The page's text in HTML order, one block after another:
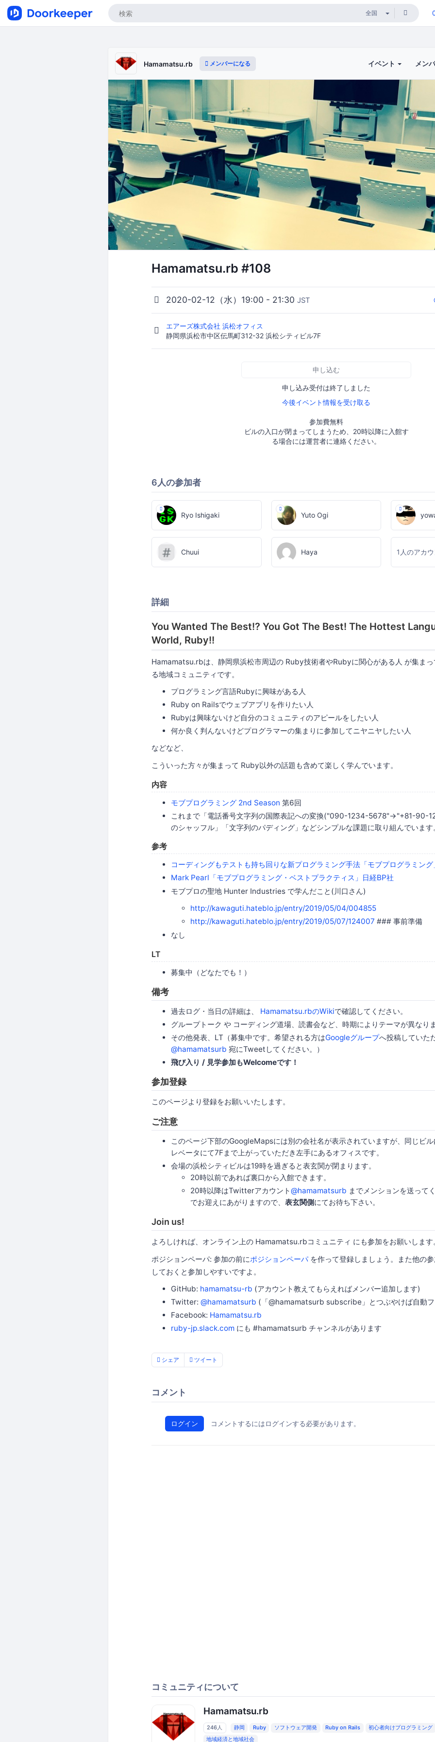
Hamamatsu.rb メンバーになる イベント メン
Hamamatsu.rb #108
2020-02-12（水）19:00 - 21:30 JST
エアーズ株式会社 浜松オフィス
静岡県浜松市中区伝馬町312-32 浜松シティビル7F
申し込む
申し込み受付は終了しました
今後イベント情報を受け取る
参加費無料
ビルの入口が閉まってしまうため、20時以降に入館す
る場合には運営者に連絡ください。
6人の参加者
Ryo Ishigaki Yuto Ogi
Chuui Haya 1人のアカ
詳細
You Wanted The Best!? You Got The Best! The Hottest
World, Ruby!!
Hamamatsu.rbは、静岡県浜松市周辺の Ruby技術者やRubyに関心がある人 が集まっ
る地域コミュニティです。
プログラミング言語Rubyに興味がある人
Ruby on Railsでウェブアプリを作りたい人
Rubyは興味ないけど自分のコミュニティのアピールをしたい人
何か良く判んないけどプログラマーの集まりに参加してニヤニヤしたい人
などなど、
こういった方々が集まって Ruby以外の話題も含めて楽しく学んでいます。
内容
モブプログラミング 2nd Season 第6回
これまで「電話番号文字列の国際表記への変換("090-1234-5678"->"+81-90-
のシャッフル」「文字列のパディング」などシンプルな課題に取り組んでいます
参考
コーディングもテストも持ち回りな新プログラミング手法「モブプログラミン
Mark Pearl「モブプログラミング・ベストプラクティス」日経BP社
モブプロの聖地 Hunter Industries で学んだこと(川口さん)
http://kawaguti.hateblo.jp/entry/2019/05/04/004855
http://kawaguti.hateblo.jp/entry/2019/05/07/124007 ### 事前準備
なし
LT
募集中（どなたでも！）
備考
過去ログ・当日の詳細は、 Hamamatsu.rbのWikiで確認してください。
グループトーク や コーディング道場、読書会など、時期によりテーマが異なりま
その他発表、LT（募集中です。希望される方はGoogleグループへ投稿していた
@hamamatsurb 宛にTweetしてください。）
飛び入り / 見学参加もWelcomeです！
参加登録
このページより登録をお願いいたします。
ご注意
このページ下部のGoogleMapsには別の会社名が表示されていますが、同じビ
レベータにて7Fまで上がっていただき左手にあるオフィスです。
会場の浜松シティビルは19時を過ぎると表玄関が閉まります。
20時以前であれば裏口から入館できます。
20時以降はTwitterアカウント@hamamatsurb までメンションを送って
でお迎えにあがりますので、 表玄関側にてお待ち下さい。
Join us!
よろしければ、オンライン上の Hamamatsu.rbコミュニティ にも参加をお願いします
ポジションペーパ: 参加の前にポジションペーパを作って登録しましょう。また他の
しておくと参加しやすいですよ。
GitHub: hamamatsu-rb (アカウント教えてもらえればメンバー追加します)
Twitter: @hamamatsurb (「@hamamatsurb subscribe」とつぶやけば自動フ
Facebook: Hamamatsu.rb
ruby-jp.slack.com にも #hamamatsurb チャンネルがあります
シェア ツイート
コメント
ログイン コメントするにはログインする必要があります。
コミュニティについて
Hamamatsu.rb
246人 静岡 Ruby ソフトウェア開発 Ruby on Rails
初心者向けプログラミング
地域経済と地域社会